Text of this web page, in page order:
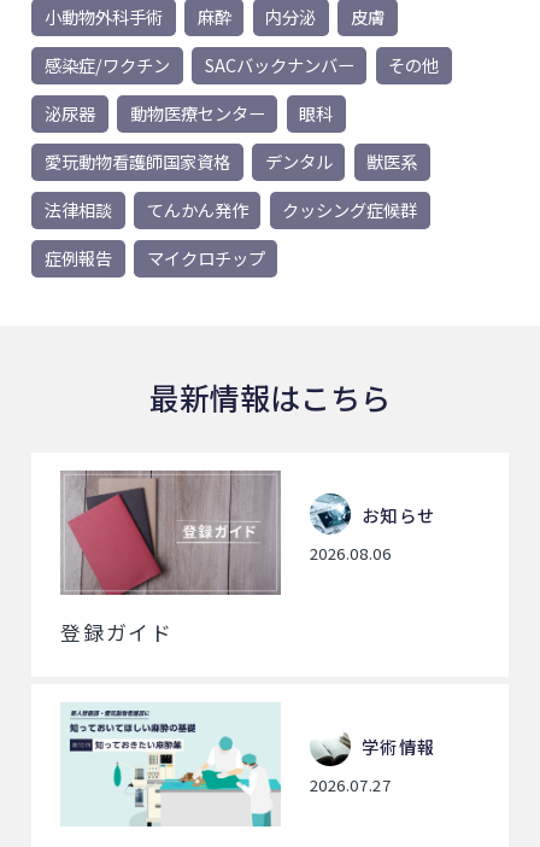
小動物外科手術 麻酔 内分泌
皮膚
感染症/ワクチン
SACバックナンバー
その他
泌尿器
動物医療センター
眼科
愛玩動物看護師国家資格
デンタル
獣医系
法律相談
てんかん発作
クッシング症候群
症例報告
マイクロチップ
最新情報はこちら
お知らせ
2026.08.06
登録ガイド
学術情報
2026.07.27